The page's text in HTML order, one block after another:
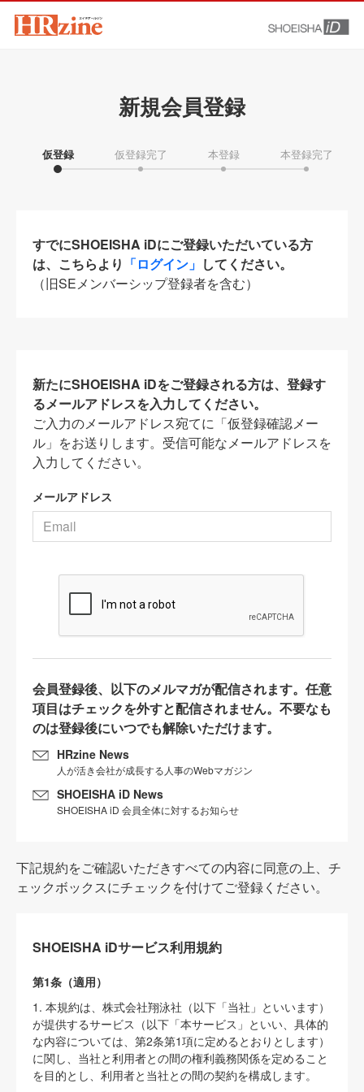
新規会員登録
仮登録 仮登録完了 本登録 本登録完了
すでにSHOEISHA iDにご登録いただいている方
は、こちらより 「ログイン」 してください。
（旧SEメンバーシップ登録者を含む）
新たにSHOEISHA iDをご登録される方は、登録す
るメールアドレスを入力してください。
ご入力のメールアドレス宛てに「仮登録確認メー
ル」をお送りします。受信可能なメールアドレスを
入力してください。
メールアドレス
会員登録後、以下のメルマガが配信されます。任意
項目はチェックを外すと配信されません。不要なも
のは登録後にいつでも解除いただけます。
HRzine News
人が活き会社が成長する人事のWebマガジン
SHOEISHA iD News
SHOEISHA iD 会員全体に対するお知らせ
下記規約をご確認いただきすべての内容に同意の上、チ
ェックボックスにチェックを付けてご登録ください。
SHOEISHA iDサービス利用規約
第1条（適用）
1. 本規約は、株式会社翔泳社（以下「当社」といいます）
が提供するサービス（以下「本サービス」といい、具体的
な内容については、第2条第1項に定めるとおりとします）
に関し、当社と利用者との間の権利義務関係を定めること
を目的とし、利用者と当社との間の契約を構成します。